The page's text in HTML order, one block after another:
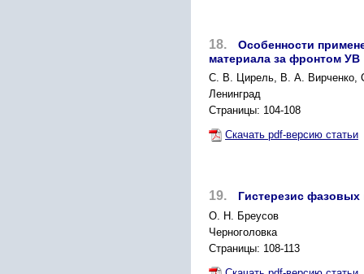
18.
Особенности
материала за фронтом УВ
С. В. Цирель, В. А. Вирченко,
Ленинград
Страницы: 104-108
Скачать pdf-версию статьи
19. Гистерезис
О. Н. Бреусов
Черноголовка
Страницы: 108-113